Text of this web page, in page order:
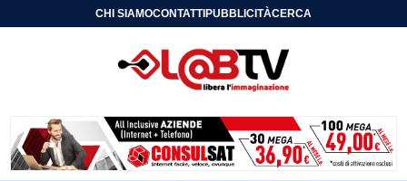
CHI SIAMOCONTATTIPUBBLICITÀCERCA